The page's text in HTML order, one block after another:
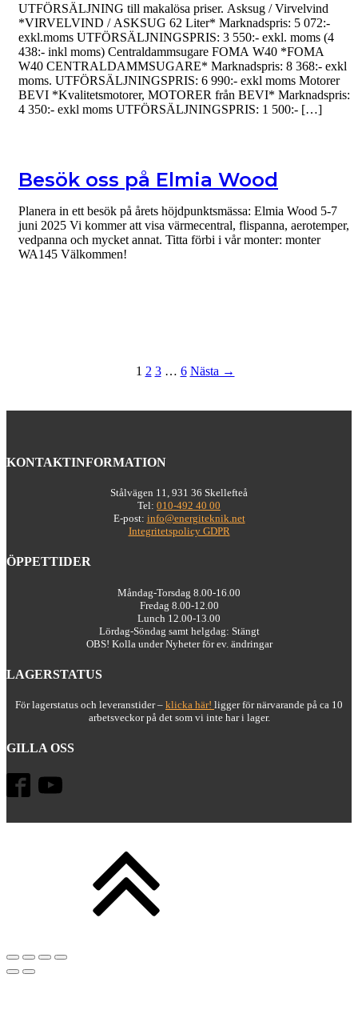
UTFÖRSÄLJNING till makalösa priser. Asksug / Virvelvind
*VIRVELVIND / ASKSUG 62 Liter* Marknadspris: 5 072:-
exkl.moms UTFÖRSÄLJNINGSPRIS: 3 550:- exkl. moms (4
438:- inkl moms) Centraldammsugare FOMA W40 *FOMA
W40 CENTRALDAMMSUGARE* Marknadspris: 8 368:- exkl
moms. UTFÖRSÄLJNINGSPRIS: 6 990:- exkl moms Motorer
BEVI *Kvalitetsmotorer, MOTORER från BEVI* Marknadspris:
4 350:- exkl moms UTFÖRSÄLJNINGSPRIS: 1 500:- […]
Besök oss på Elmia Wood
Planera in ett besök på årets höjdpunktsmässa: Elmia Wood 5-7
juni 2025 Vi kommer att visa värmecentral, flispanna, aerotemper,
vedpanna och mycket annat. Titta förbi i vår monter: monter
WA145 Välkommen!
1 2 3 … 6 Nästa →
KONTAKTINFORMATION
Stålvägen 11, 931 36 Skellefteå
Tel: 010-492 40 00
E-post: info@energiteknik.net
Integritetspolicy GDPR
ÖPPETTIDER
Måndag-Torsdag 8.00-16.00
Fredag 8.00-12.00
Lunch 12.00-13.00
Lördag-Söndag samt helgdag: Stängt
OBS! Kolla under Nyheter för ev. ändringar
LAGERSTATUS
För lagerstatus och leveranstider – klicka här! ligger för närvarande på ca 10
arbetsveckor på det som vi inte har i lager.
GILLA OSS